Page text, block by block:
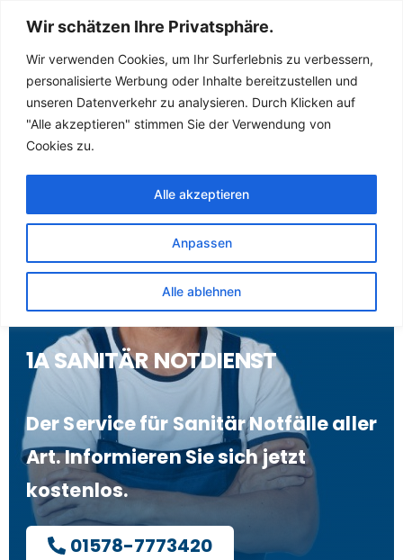
Wir schätzen Ihre Privatsphäre.
Wir verwenden Cookies, um Ihr Surferlebnis zu verbessern,
personalisierte Werbung oder Inhalte bereitzustellen und
unseren Datenverkehr zu analysieren. Durch Klicken auf
"Alle akzeptieren" stimmen Sie der Verwendung von
Cookies zu.
Anpassen
Alle ablehnen
Alle akzeptieren
Sanitär Notdienst
(Klempner) für
Komptendorf
1A SANITÄR NOTDIENST
Der Service für Sanitär Notfälle aller
Art. Informieren Sie sich jetzt
kostenlos.
01578-7773420